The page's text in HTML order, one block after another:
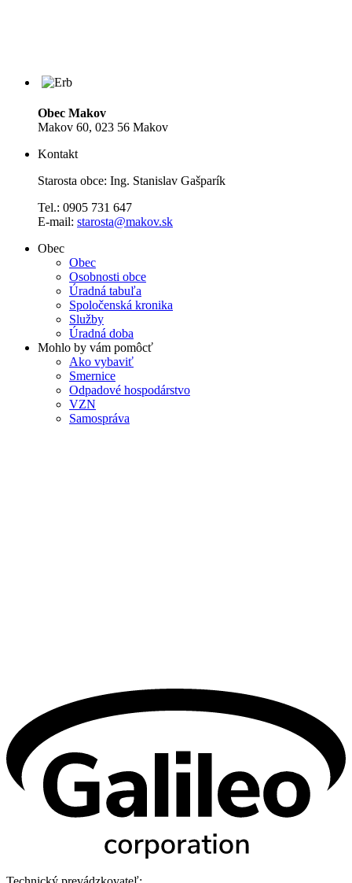
Obec Makov
Makov 60, 023 56 Makov
Kontakt
Starosta obce: Ing. Stanislav Gašparík
Tel.: 0905 731 647
E-mail: starosta@makov.sk
Obec
Obec
Osobnosti obce
Úradná tabuľa
Spoločenská kronika
Služby
Úradná doba
Mohlo by vám pomôcť
Ako vybaviť
Smernice
Odpadové hospodárstvo
VZN
Samospráva